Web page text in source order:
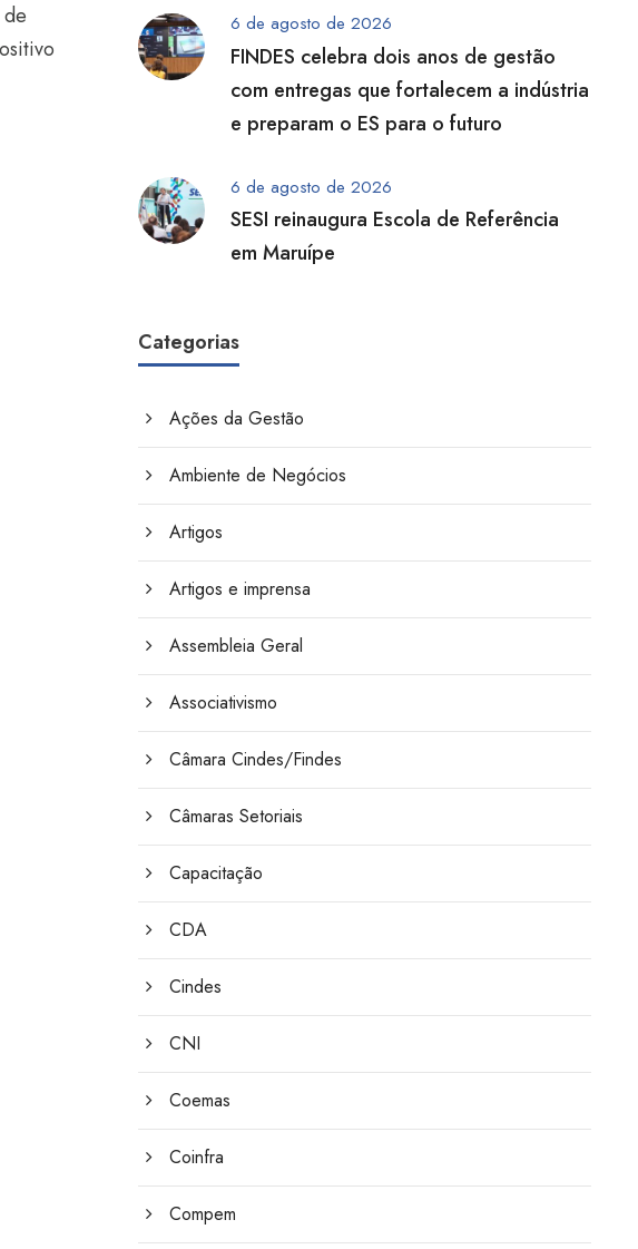
6 de agosto de 2026
FINDES celebra dois anos de gestão
com entregas que fortalecem a indústria
e preparam o ES para o futuro
6 de agosto de 2026
SESI reinaugura Escola de Referência
em Maruípe
Categorias
Ações da Gestão
Ambiente de Negócios
Artigos
Artigos e imprensa
Assembleia Geral
Associativismo
Câmara Cindes/Findes
Câmaras Setoriais
Capacitação
CDA
Cindes
CNI
Coemas
Coinfra
Compem